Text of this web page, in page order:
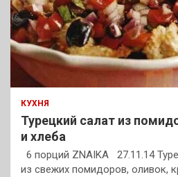
КУХНЯ
Турецкий салат из
и хлеба
6 порций ZNAIKA 27.11.14
из свежих помидоров, оливок,